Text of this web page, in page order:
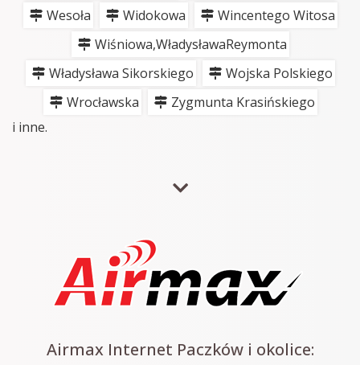
Wesoła
Widokowa
Wincentego Witosa
Wiśniowa,WładysławaReymonta
Władysława Sikorskiego
Wojska Polskiego
Wrocławska
Zygmunta Krasińskiego
i inne.
Airmax Internet Paczków i okolice: